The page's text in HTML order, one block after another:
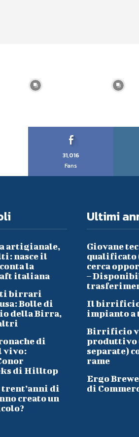
31,016
Fans
artigianale,
nasce il
la
italiana
birrari
Bolle di
della Birra,
di
vivo:
di Hilltop
di
creato un
Ultimi
Giovane
qualificato
cerca
–
Il birrificio
impianto a
Birrificio
produttivo
separate)
rame
Ergo
di